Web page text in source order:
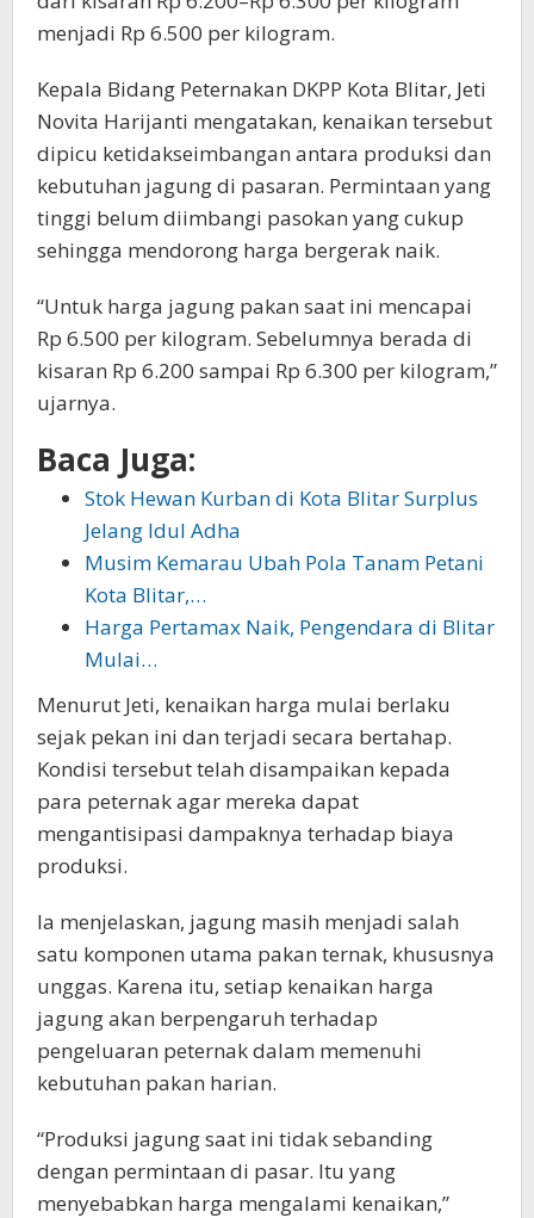
menjadi Rp 6.500 per kilogram.
Kepala Bidang Peternakan DKPP Kota Blitar, Jeti
Novita Harijanti mengatakan, kenaikan tersebut
dipicu ketidakseimbangan antara produksi dan
kebutuhan jagung di pasaran. Permintaan yang
tinggi belum diimbangi pasokan yang cukup
sehingga mendorong harga bergerak naik.
“Untuk harga jagung pakan saat ini mencapai
Rp 6.500 per kilogram. Sebelumnya berada di
kisaran Rp 6.200 sampai Rp 6.300 per kilogram,”
ujarnya.
Baca Juga:
Stok Hewan Kurban di Kota Blitar Surplus
Jelang Idul Adha
Musim Kemarau Ubah Pola Tanam Petani
Kota Blitar,…
Harga Pertamax Naik, Pengendara di Blitar
Mulai…
Menurut Jeti, kenaikan harga mulai berlaku
sejak pekan ini dan terjadi secara bertahap.
Kondisi tersebut telah disampaikan kepada
para peternak agar mereka dapat
mengantisipasi dampaknya terhadap biaya
produksi.
Ia menjelaskan, jagung masih menjadi salah
satu komponen utama pakan ternak, khususnya
unggas. Karena itu, setiap kenaikan harga
jagung akan berpengaruh terhadap
pengeluaran peternak dalam memenuhi
kebutuhan pakan harian.
“Produksi jagung saat ini tidak sebanding
dengan permintaan di pasar. Itu yang
menyebabkan harga mengalami kenaikan,”